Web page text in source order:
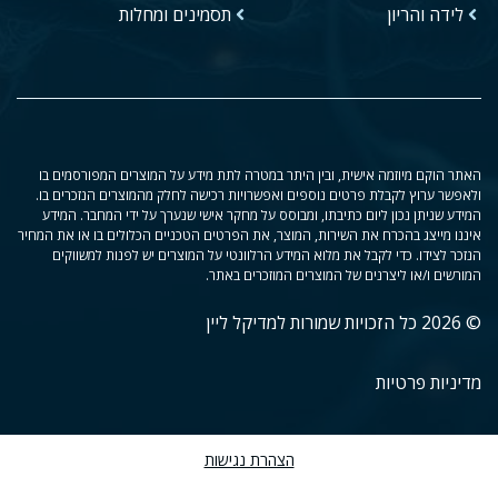
לידה והריון
תסמינים ומחלות
האתר הוקם מיוזמה אישית, ובין היתר במטרה לתת מידע על המוצרים המפורסמים בו
ולאפשר ערוץ לקבלת פרטים נוספים ואפשרויות רכישה לחלק מהמוצרים הנזכרים בו.
המידע שניתן נכון ליום כתיבתו, ומבוסס על מחקר אישי שנערך על ידי המחבר. המידע
איננו מייצג בהכרח את השירות, המוצר, את הפרטים הטכניים הכלולים בו או את המחיר
הנזכר לצידו. כדי לקבל את מלוא המידע הרלוונטי על המוצרים יש לפנות למשווקים
המורשים ו/או ליצרנים של המוצרים המוזכרים באתר.
© 2026 כל הזכויות שמורות למדיקל ליין
מדיניות פרטיות
הצהרת נגישות